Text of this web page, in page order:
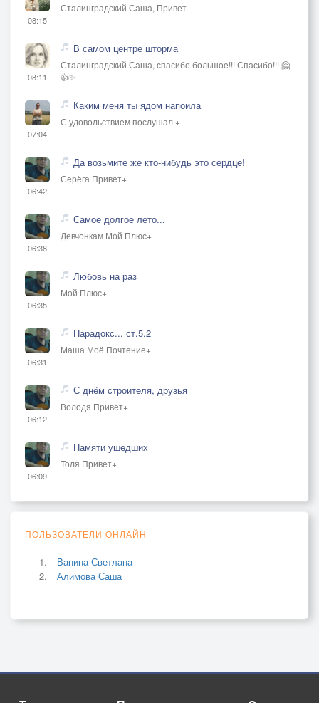
08:15
Сталинградский Саша, Привет
08:11
В самом центре шторма
Сталинградский Саша, спасибо большое!!! Спасибо!!! 🤗
👍✨
07:04
Каким меня ты ядом напоила
С удовольствием послушал +
06:42
Да возьмите же кто-нибудь это сердце!
Серёга Привет+
06:38
Самое долгое лето...
Девчонкам Мой Плюс+
06:35
Любовь на раз
Мой Плюс+
06:31
Парадокс... ст.5.2
Маша Моё Почтение+
06:12
С днём строителя, друзья
Володя Привет+
06:09
Памяти ушедших
Толя Привет+
ПОЛЬЗОВАТЕЛИ ОНЛАЙН
Ванина Светлана
Алимова Саша